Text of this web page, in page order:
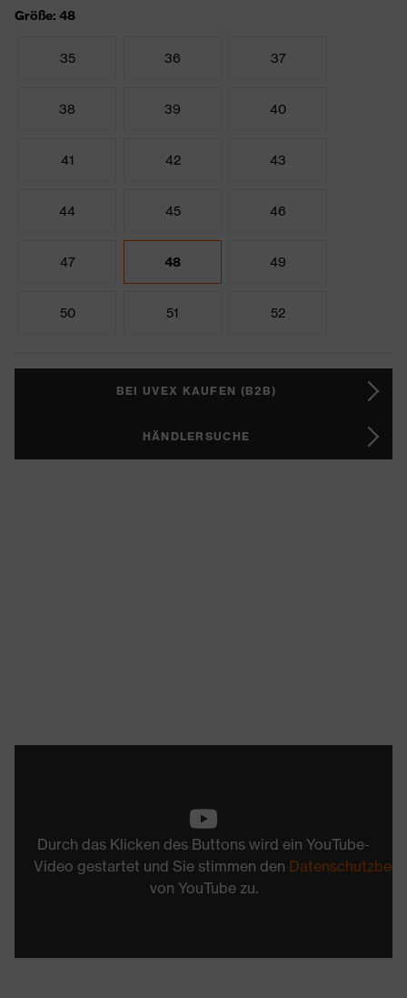
Größe: 48
35 36 37
38 39 40
41 42 43
44 45 46
47 48 49
50 51 52
BEI UVEX KAUFEN (B2B)
HÄNDLERSUCHE
Durch das Klicken des Buttons wird ein YouTube-
Video gestartet und Sie stimmen den
von YouTube zu.